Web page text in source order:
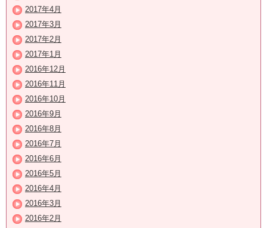
2017年4月
2017年3月
2017年2月
2017年1月
2016年12月
2016年11月
2016年10月
2016年9月
2016年8月
2016年7月
2016年6月
2016年5月
2016年4月
2016年3月
2016年2月